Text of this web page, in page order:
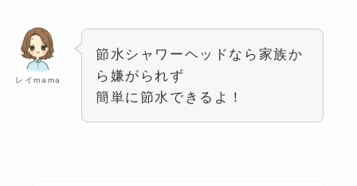
レイmama
節水シャワーヘッドなら家族か
ら嫌がられず
簡単に節水できるよ！